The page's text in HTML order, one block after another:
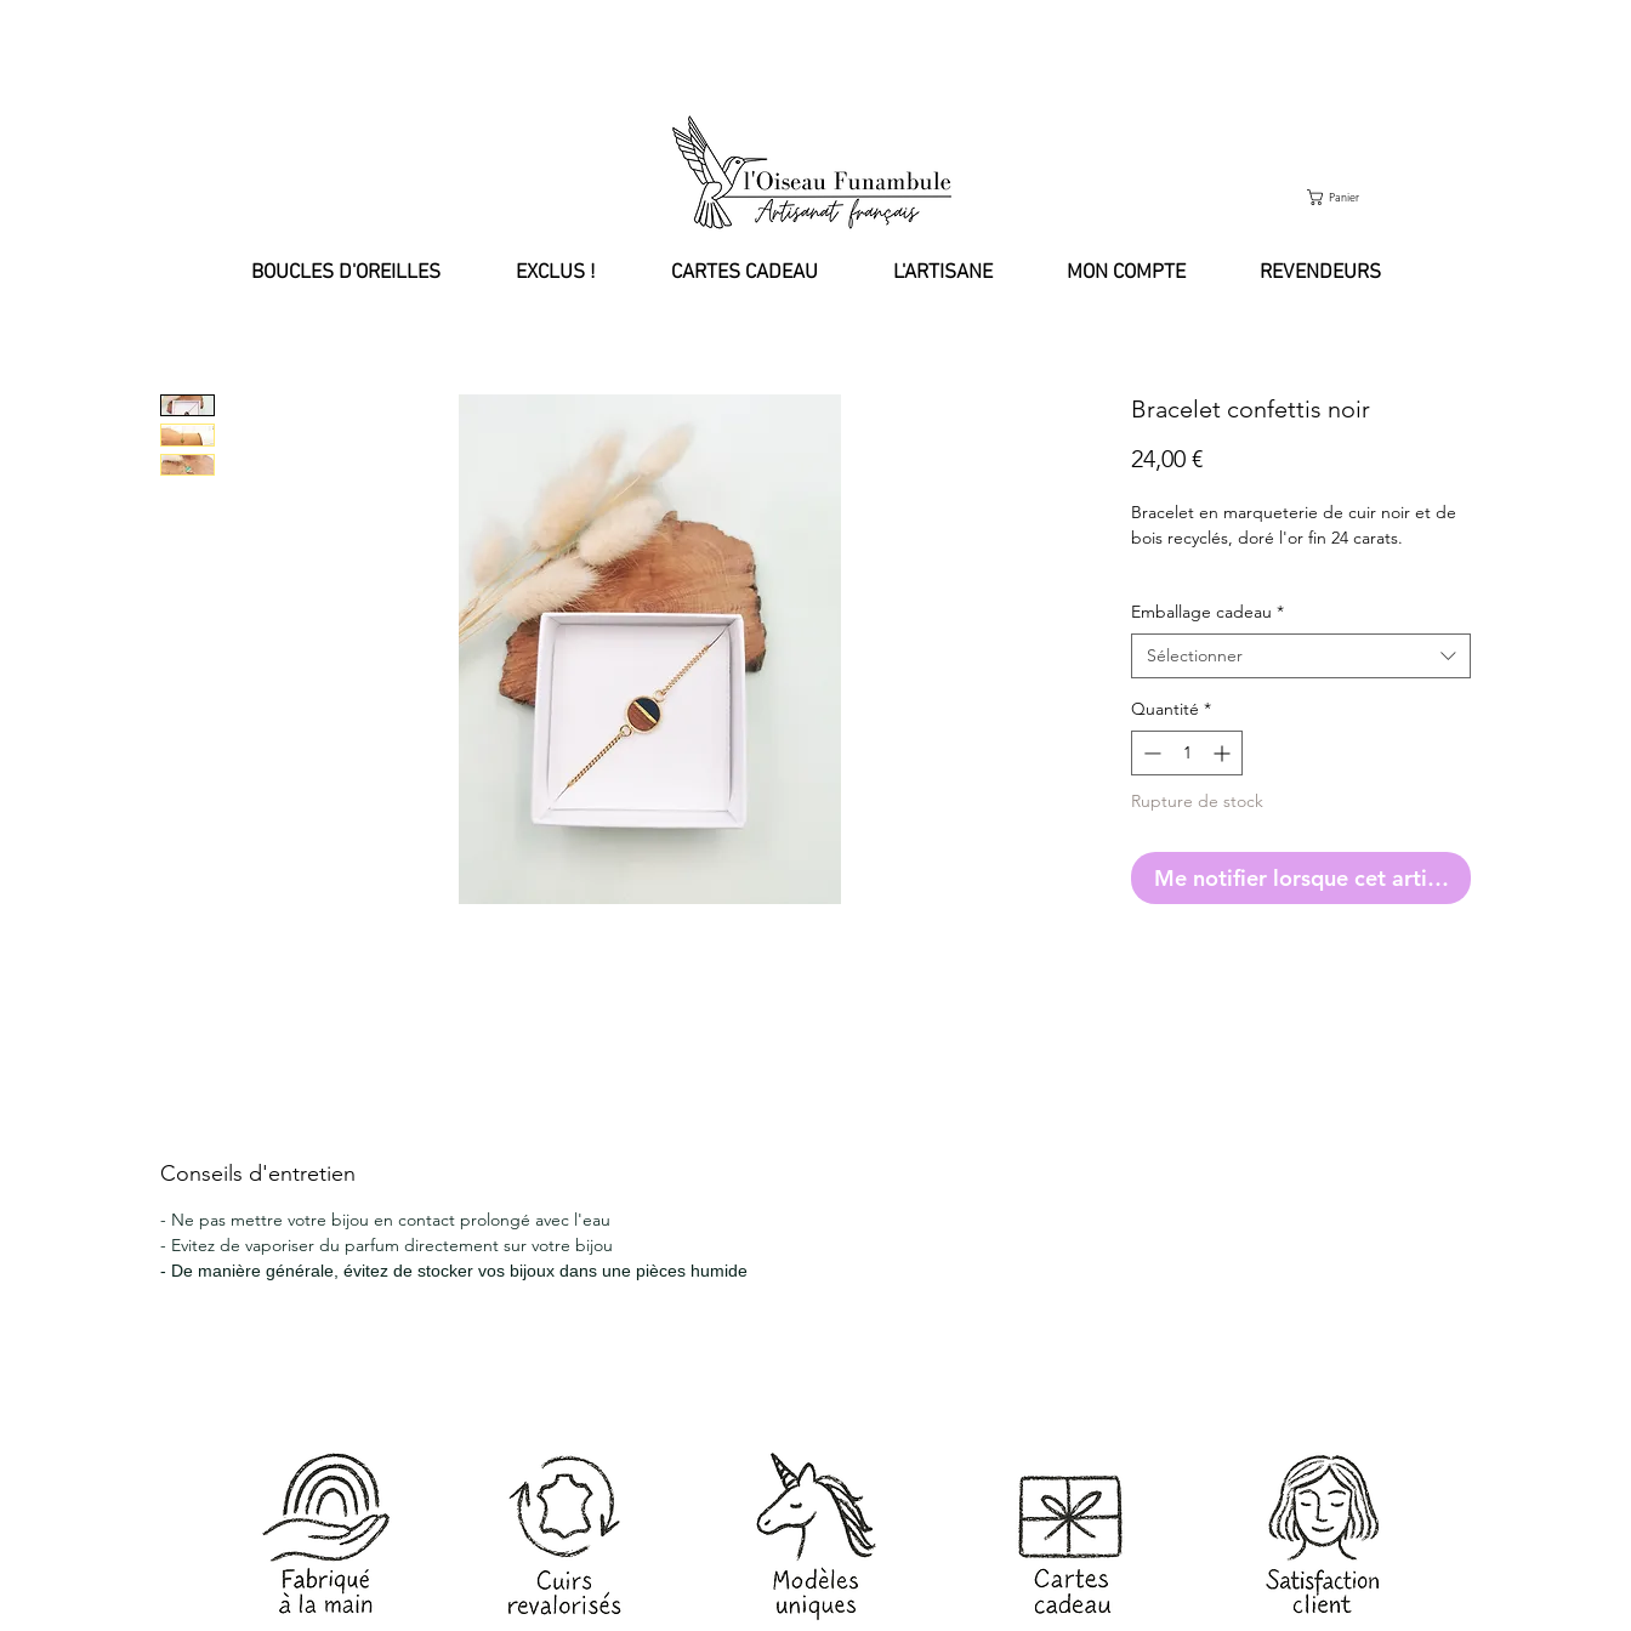
Panier
BOUCLES D'OREILLES EXCLUS ! CARTES CADEAU L'ARTISANE MON COMPTE REVENDEURS
Bracelet confettis noir
24,00 €Prix
Bracelet en marqueterie de cuir noir et de
bois recyclés, doré l'or fin 24 carats.
Emballage cadeau *
Sélectionner
Quantité *
Rupture de stock
Me notifier lorsque cet article est disponible
Conseils d'entretien
- Ne pas mettre votre bijou en contact prolongé avec l'eau
- Evitez de vaporiser du parfum directement sur votre bijou
- De manière générale, évitez de stocker vos bijoux dans une pièces humide